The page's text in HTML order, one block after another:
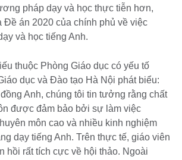
pháp dạy và học thực tiễn hơn,
Đề án 2020 của chính phủ về việc
và học tiếng Anh.
thuộc Phòng Giáo dục có yếu tố
dục và Đào tạo Hà Nội phát biểu:
Anh, chúng tôi tin tưởng rằng chất
được đảm bảo bởi sự làm việc
môn cao và nhiều kinh nghiệm
dạy tiếng Anh. Trên thực tế, giáo viên
hồi rất tích cực về hội thảo. Ngoài